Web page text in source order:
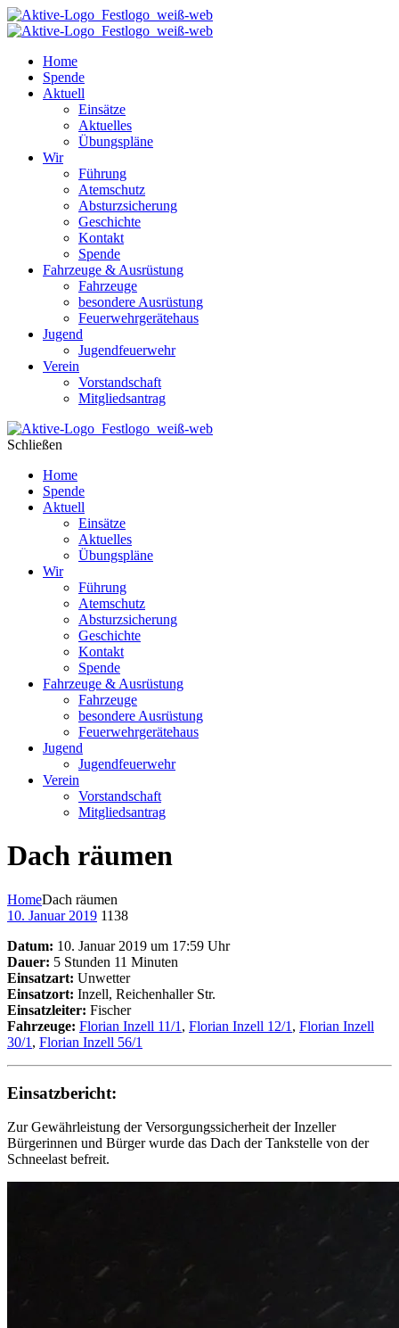
Home
Spende
Aktuell
Einsätze
Aktuelles
Übungspläne
Wir
Führung
Atemschutz
Absturzsicherung
Geschichte
Kontakt
Spende
Fahrzeuge & Ausrüstung
Fahrzeuge
besondere Ausrüstung
Feuerwehrgerätehaus
Jugend
Jugendfeuerwehr
Verein
Vorstandschaft
Mitgliedsantrag
Schließen
Home
Spende
Aktuell
Einsätze
Aktuelles
Übungspläne
Wir
Führung
Atemschutz
Absturzsicherung
Geschichte
Kontakt
Spende
Fahrzeuge & Ausrüstung
Fahrzeuge
besondere Ausrüstung
Feuerwehrgerätehaus
Jugend
Jugendfeuerwehr
Verein
Vorstandschaft
Mitgliedsantrag
Dach räumen
HomeDach räumen
10. Januar 2019 1138
Datum: 10. Januar 2019 um 17:59 Uhr
Dauer: 5 Stunden 11 Minuten
Einsatzart: Unwetter
Einsatzort: Inzell, Reichenhaller Str.
Einsatzleiter: Fischer
Fahrzeuge: Florian Inzell 11/1 , Florian Inzell 12/1 , Florian Inzell
30/1 , Florian Inzell 56/1
Einsatzbericht:
Zur Gewährleistung der Versorgungssicherheit der Inzeller
Bürgerinnen und Bürger wurde das Dach der Tankstelle von der
Schneelast befreit.